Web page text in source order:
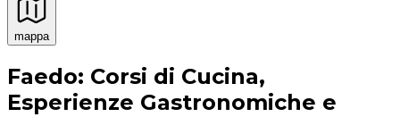
mappa
Esperienze culinarie indimenticabili: Esperienze
Faedo: Corsi di Cucina,
Esperienze Gastronomiche e